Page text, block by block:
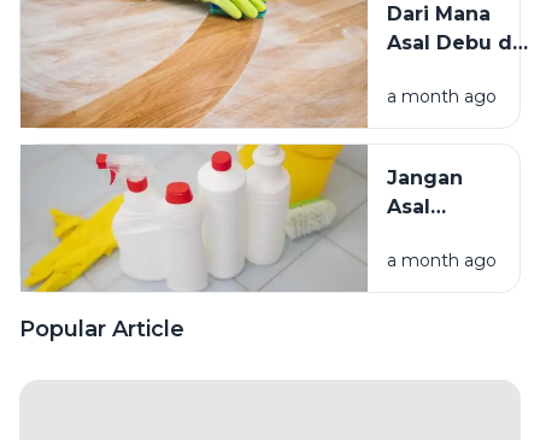
Hama
Lainnya Ke
Dari Mana
Asal Debu di
Kenali
Penyebab
Mengatasinya
a month ago
Jangan
Asal
Bahan
Pembersih
a month ago
Popular Article